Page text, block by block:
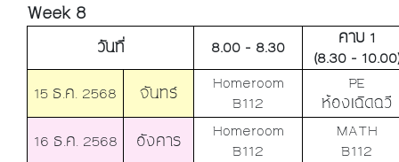
Week 8
วันที่ 8.00 - 8.30
คาบ 1
(8.30 -
15 ธ.ค. 2568
จันทร์
Homeroom
B112
PE
ห้องเฉิดฉวี
16 ธ.ค. 2568
อังคาร
Homeroom
B112
MATH
B112